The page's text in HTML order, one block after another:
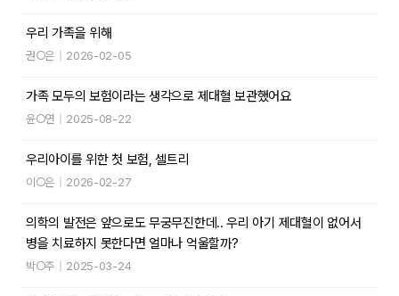
우리 가족을 위해
권○은 2026-02-05
가족 모두의 보험이라는 생각으로 제대혈 보관했어요
윤○연 2025-08-22
우리아이를 위한 첫 보험, 셀트리
이○은 2026-02-27
의학의 발전은 앞으로도 무궁무진한데.. 우리 아기 제대혈이 없어서
병을 치료하지 못한다면 얼마나 억울할까?
박○주 2025-03-24